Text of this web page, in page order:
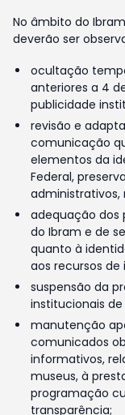
No âmbito do
deverão ser
ocultação
anteriores a 4
publicidade
revisão e
comunicação
elementos da
Federal,
administrativos,
adequação dos
do Ibram e de
quanto à
aos recursos de
suspensão da
institucionais
manutenção
comunicados
informativos,
museus, à
programação
transparência;